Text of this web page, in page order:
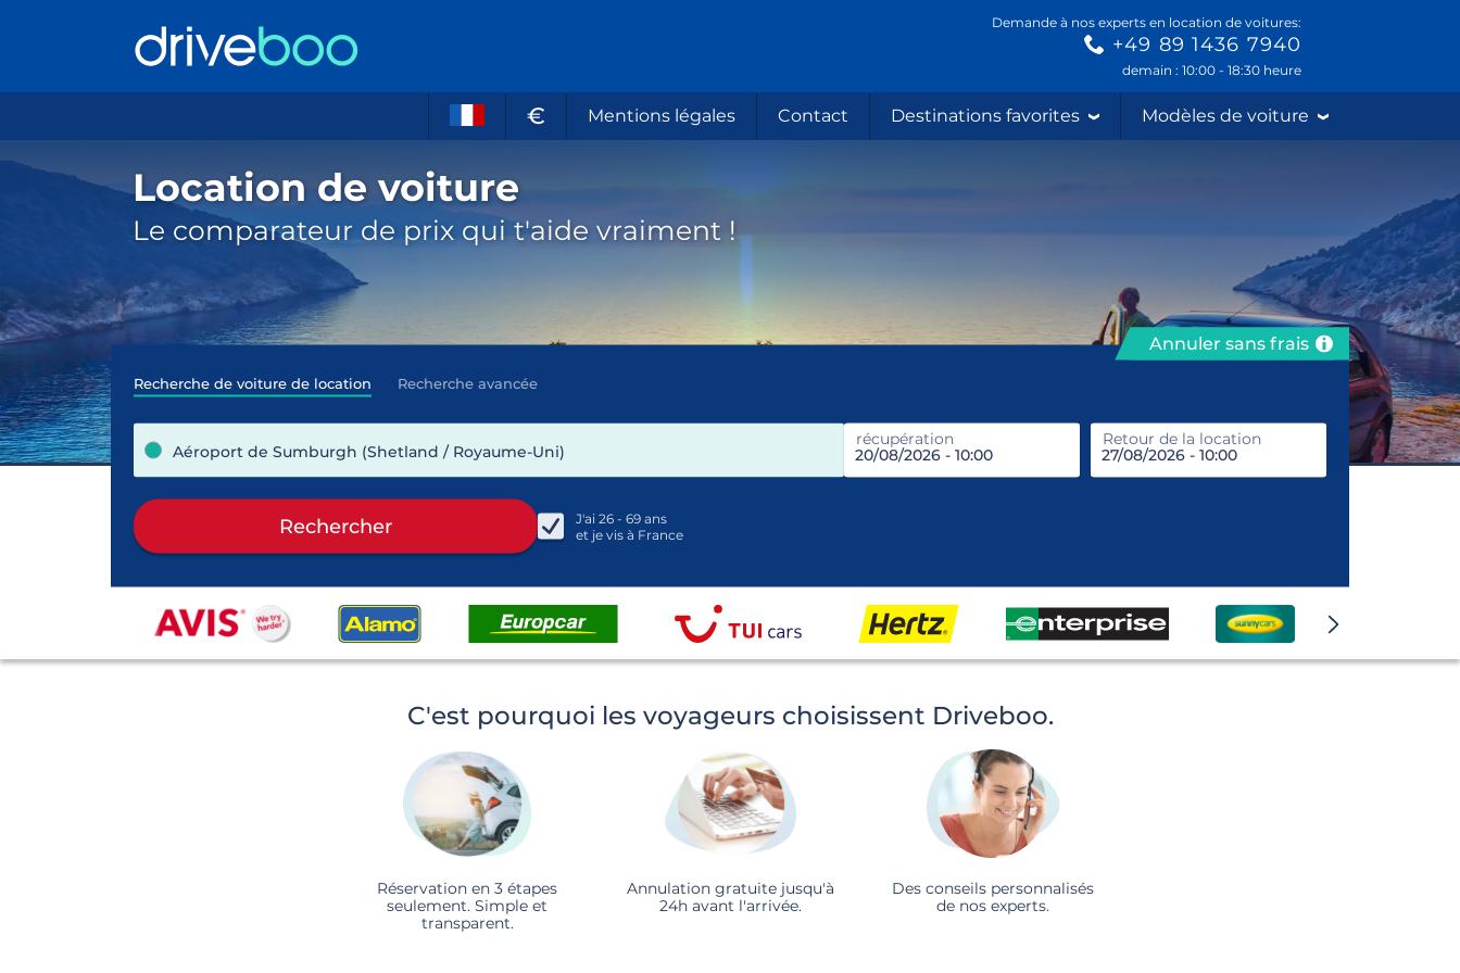
Demande à nos experts en location de voitures:
+49 89 1436 7940
demain : 10:00 - 18:30 heure
€ Mentions légales Contact Destinations favorites Modèles de voiture
Location de voiture
Le comparateur de prix qui t'aide vraiment !
Annuler sans frais
Recherche de voiture de location Recherche avancée
Aéroport de Sumburgh (Shetland / Royaume-Uni)
récupération Retour de la location
prendre
J'ai 26 - 69 ans
et je vis à France
Rechercher
C'est pourquoi les voyageurs choisissent Driveboo.
Réservation en 3 étapes
seulement. Simple et
transparent.
Annulation gratuite jusqu'à
24h avant l'arrivée.
Des conseils personnalisés
de nos experts.